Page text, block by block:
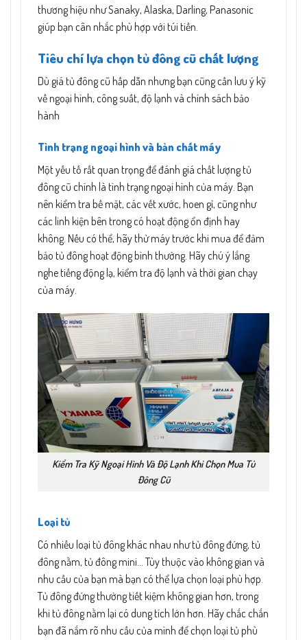
thương hiệu như Sanaky, Alaska, Darling, Panasonic
giúp bạn cân nhắc phù hợp với túi tiền.
Tiêu chí lựa chọn tủ đông cũ chất lượng
Dù giá tủ đông cũ hấp dẫn nhưng bạn cũng cần lưu ý kỹ
về ngoại hình, công suất, độ lạnh và chính sách bảo
hành
Tình trạng ngoại hình và bản chất máy
Một yếu tố rất quan trọng để đánh giá chất lượng tủ
đông cũ chính là tình trạng ngoại hình của máy. Bạn
nên kiểm tra bề mặt, các vết xước, hoen gỉ, cũng như
các linh kiện bên trong có hoạt động ổn định hay
không. Nếu có thể, hãy thử máy trước khi mua để đảm
bảo tủ đông hoạt động bình thường. Hãy chú ý lắng
nghe tiếng động lạ, kiểm tra độ lạnh và thời gian chạy
của máy.
Kiểm Tra Kỹ Ngoại Hình Và Độ Lạnh Khi Chọn Mua Tủ
Đông Cũ
Loại tủ
Có nhiều loại tủ đông khác nhau như tủ đông đứng, tủ
đông nằm, tủ đông mini… Tùy thuộc vào không gian và
nhu cầu của bạn mà bạn có thể lựa chọn loại phù hợp.
Tủ đông đứng thường tiết kiệm không gian hơn, trong
khi tủ đông nằm lại có dung tích lớn hơn. Hãy chắc chắn
bạn đã nắm rõ nhu cầu của mình để chọn loại tủ phù